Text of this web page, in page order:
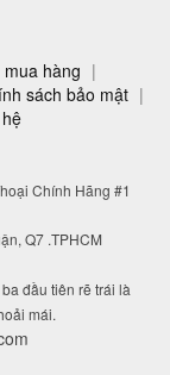
hàng |
sách bảo mật |
Chính Hãng #1
Q7 .TPHCM
đầu tiên rẽ trái là
mái.